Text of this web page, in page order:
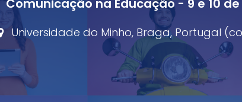
Comunicação na Educação - 9 e 10
Universidade do Minho, Braga, Portugal